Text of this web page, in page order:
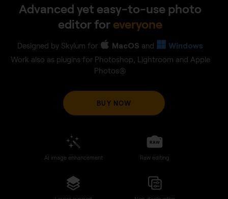
GenSwap
Replace specific elements
Effortlessly swap elements in your photos with AI-generated
BUY NOW